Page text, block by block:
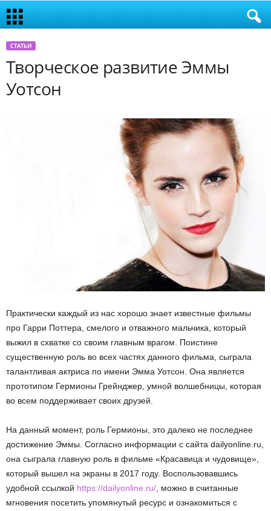
СТАТЬИ
Творческое развитие Эммы
Уотсон
Практически каждый из нас хорошо знает известные фильмы
про Гарри Поттера, смелого и отважного мальчика, который
выжил в схватке со своим главным врагом. Поистине
существенную роль во всех частях данного фильма, сыграла
талантливая актриса по имени Эмма Уотсон. Она является
прототипом Гермионы Грейнджер, умной волшебницы, которая
во всем поддерживает своих друзей.
На данный момент, роль Гермионы, это далеко не последнее
достижение Эммы. Согласно информации с сайта dailyonline.ru,
она сыграла главную роль в фильме «Красавица и чудовище»,
который вышел на экраны в 2017 году. Воспользовавшись
удобной ссылкой https://dailyonline.ru/, можно в считанные
мгновения посетить упомянутый ресурс и ознакомиться с